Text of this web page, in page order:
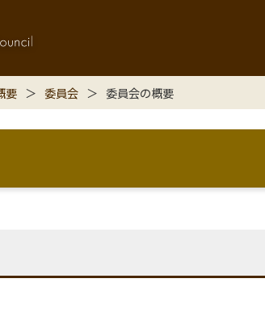
要 委員会 委員会の概要